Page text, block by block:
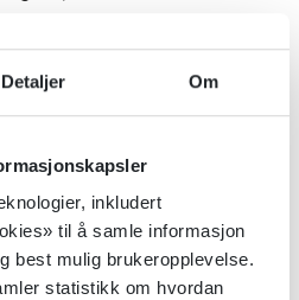
Detaljer Om
inkludert
til å samle informasjon
best mulig brukeropplevelse.
statistikk om hvordan
2017
rehabilitering av
og avhengighet